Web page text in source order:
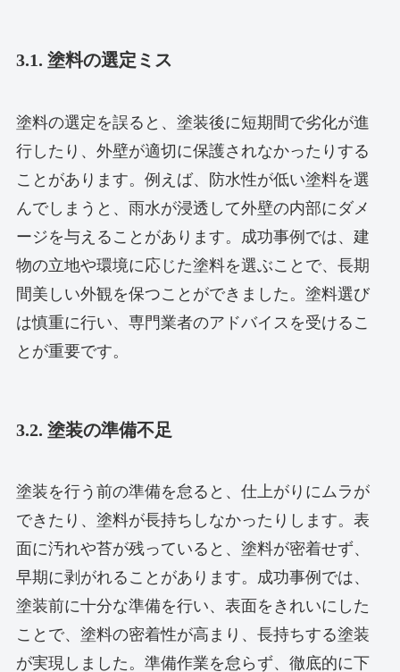
3.1. 塗料の選定ミス
塗料の選定を誤ると、塗装後に短期間で劣化が進
行したり、外壁が適切に保護されなかったりする
ことがあります。例えば、防水性が低い塗料を選
んでしまうと、雨水が浸透して外壁の内部にダメ
ージを与えることがあります。成功事例では、建
物の立地や環境に応じた塗料を選ぶことで、長期
間美しい外観を保つことができました。塗料選び
は慎重に行い、専門業者のアドバイスを受けるこ
とが重要です。
3.2. 塗装の準備不足
塗装を行う前の準備を怠ると、仕上がりにムラが
できたり、塗料が長持ちしなかったりします。表
面に汚れや苔が残っていると、塗料が密着せず、
早期に剥がれることがあります。成功事例では、
塗装前に十分な準備を行い、表面をきれいにした
ことで、塗料の密着性が高まり、長持ちする塗装
が実現しました。準備作業を怠らず、徹底的に下